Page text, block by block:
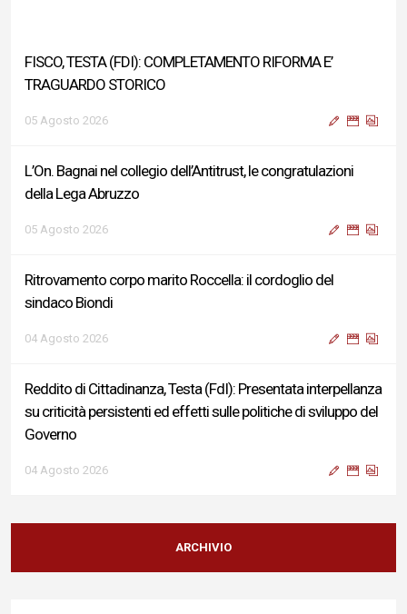
FISCO, TESTA (FDI): COMPLETAMENTO RIFORMA E’
TRAGUARDO STORICO
05 Agosto 2026
L’On. Bagnai nel collegio dell’Antitrust, le congratulazioni
della Lega Abruzzo
05 Agosto 2026
Ritrovamento corpo marito Roccella: il cordoglio del
sindaco Biondi
04 Agosto 2026
Reddito di Cittadinanza, Testa (FdI): Presentata interpellanza
su criticità persistenti ed effetti sulle politiche di sviluppo del
Governo
04 Agosto 2026
Sigismondi, Liris e Testa: “Profondo cordoglio e vicinanza al
Ministro Roccella e alla sua famiglia”
ARCHIVIO